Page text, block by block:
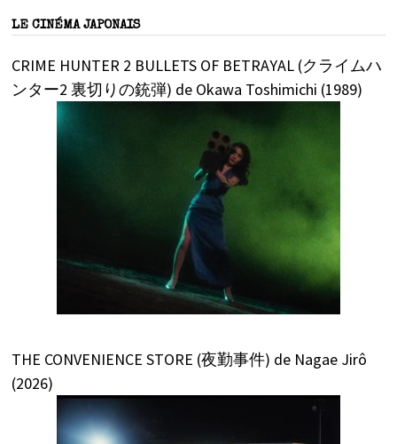
LE CINÉMA JAPONAIS
CRIME HUNTER 2 BULLETS OF BETRAYAL (クライムハ
ンター2 裏切りの銃弾) de Okawa Toshimichi (1989)
THE CONVENIENCE STORE (夜勤事件) de Nagae Jirô
(2026)